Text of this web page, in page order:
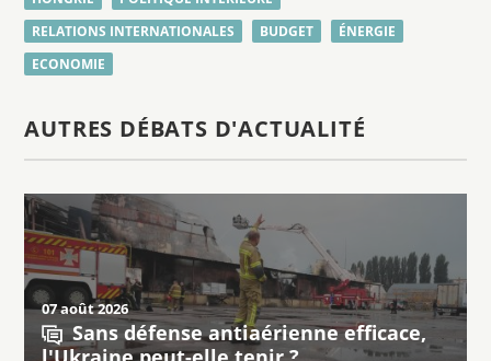
RELATIONS INTERNATIONALES
BUDGET
ÉNERGIE
ECONOMIE
AUTRES DÉBATS D'ACTUALITÉ
07 août 2026
Sans défense antiaérienne efficace,